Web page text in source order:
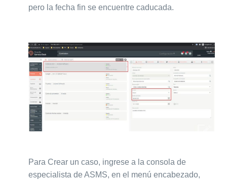
pero la fecha fin se encuentre caducada.
Para Crear un caso, ingrese a la consola de
especialista de ASMS, en el menú encabezado,